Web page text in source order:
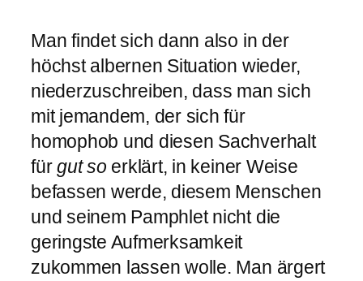
Man findet sich dann also in der
höchst albernen Situation wieder,
niederzuschreiben, dass man sich
mit jemandem, der sich für
homophob und diesen Sachverhalt
fürgut so erklärt, in keiner Weise
befassen werde, diesem Menschen
und seinem Pamphlet nicht die
geringste Aufmerksamkeit
zukommen lassen wolle. Man ärgert